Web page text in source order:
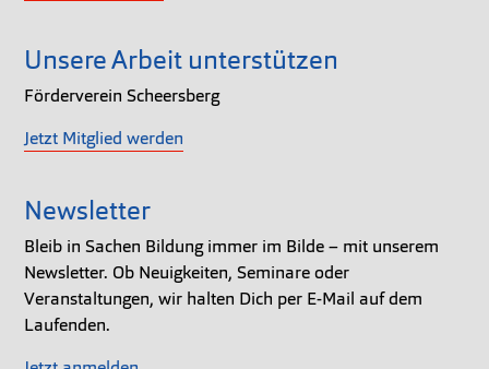
Unsere Arbeit unterstützen
Förderverein Scheersberg
Jetzt Mitglied werden
Newsletter
Bleib in Sachen Bildung immer im Bilde – mit unserem
Newsletter. Ob Neuigkeiten, Seminare oder
Veranstaltungen, wir halten Dich per E-Mail auf dem
Laufenden.